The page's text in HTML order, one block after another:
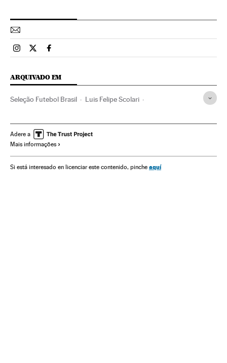
Esportes El País Brasil en Instagram
Esportes El País Brasil en Twitter
Esportes El País Brasil en Facebook
ARQUIVADO EM
Seleção Futebol Brasil Luis Felipe Scolari
Copa do Mundo Futebol Futebol
Campeonato mundial
Seleção Brasileira
Adere a
Mais informações
Si está interesado en licenciar este contenido, pinche aquí